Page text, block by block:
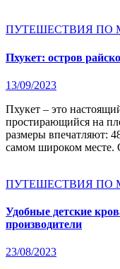
ПУТЕШЕСТВИЯ ПО
Пхукет: остров
13/09/2023
Пхукет – это настоящий райский остров Таиланда,
простирающийся на
размеры впечатляют:
самом широком месте.
ПУТЕШЕСТВИЯ ПО
Удобные детские
производители
23/08/2023